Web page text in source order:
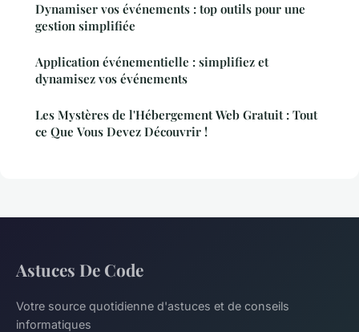
Dynamiser vos événements : top outils pour une
gestion simplifiée
Application événementielle : simplifiez et
dynamisez vos événements
Les Mystères de l'Hébergement Web Gratuit : Tout
ce Que Vous Devez Découvrir !
Astuces De Code
Votre source quotidienne d'astuces et de conseils
informatiques